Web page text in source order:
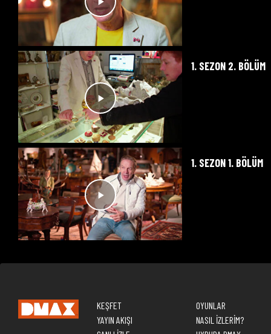
1. SEZON 2. BÖLÜM
1. SEZON 1. BÖLÜM
KEŞFET
YAYIN AKIŞI
OYUNLAR
NASIL İZLERİM?